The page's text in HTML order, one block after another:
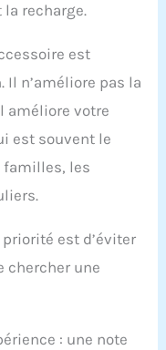
recharge.
est
Il n’améliore pas la
améliore votre
est souvent le
familles, les
est d’éviter
chercher une
: une note